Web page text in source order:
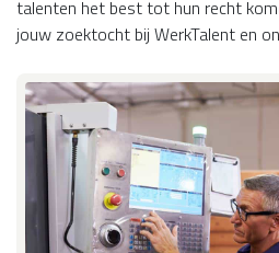
talenten het best tot hun recht
jouw zoektocht bij WerkTalent en